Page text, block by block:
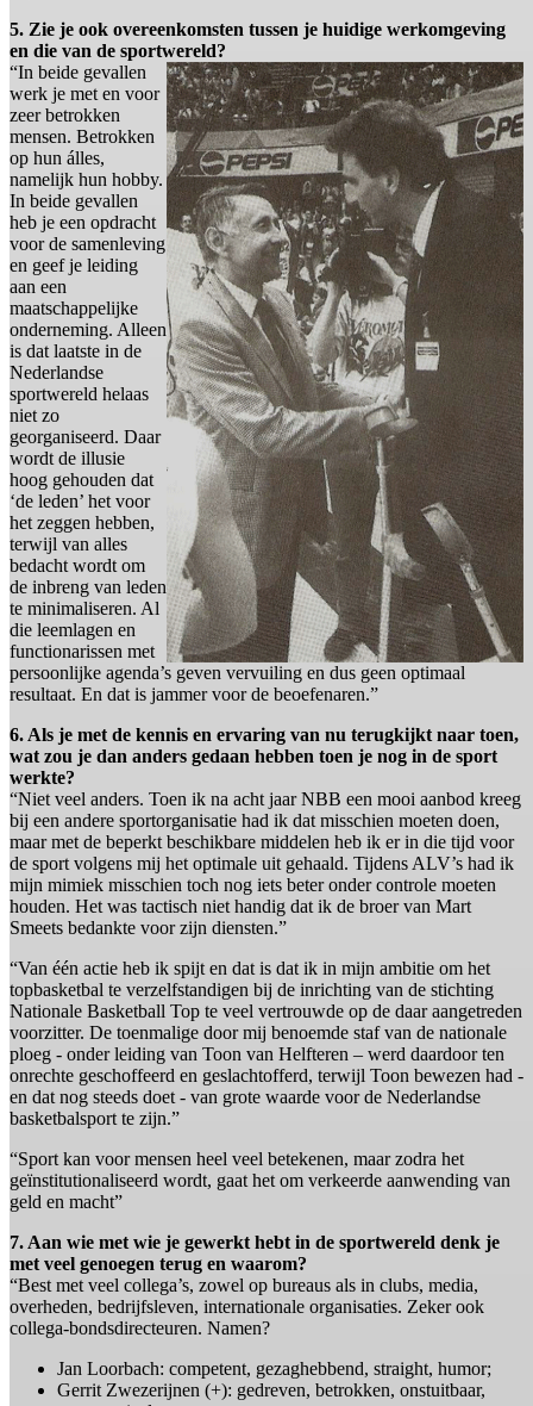
5. Zie je ook overeenkomsten tussen je huidige werkomgeving
en die van de sportwereld?
“In beide gevallen
werk je met en voor
zeer betrokken
mensen. Betrokken
op hun álles,
namelijk hun hobby.
In beide gevallen
heb je een opdracht
voor de samenleving
en geef je leiding
aan een
maatschappelijke
onderneming. Alleen
is dat laatste in de
Nederlandse
sportwereld helaas
niet zo
georganiseerd. Daar
wordt de illusie
hoog gehouden dat
‘de leden’ het voor
het zeggen hebben,
terwijl van alles
bedacht wordt om
de inbreng van leden
te minimaliseren. Al
die leemlagen en
functionarissen met
persoonlijke agenda’s geven vervuiling en dus geen optimaal
resultaat. En dat is jammer voor de beoefenaren.”
6. Als je met de kennis en ervaring van nu terugkijkt naar toen,
wat zou je dan anders gedaan hebben toen je nog in de sport
werkte?
“Niet veel anders. Toen ik na acht jaar NBB een mooi aanbod kreeg
bij een andere sportorganisatie had ik dat misschien moeten doen,
maar met de beperkt beschikbare middelen heb ik er in die tijd voor
de sport volgens mij het optimale uit gehaald. Tijdens ALV’s had ik
mijn mimiek misschien toch nog iets beter onder controle moeten
houden. Het was tactisch niet handig dat ik de broer van Mart
Smeets bedankte voor zijn diensten.”
“Van één actie heb ik spijt en dat is dat ik in mijn ambitie om het
topbasketbal te verzelfstandigen bij de inrichting van de stichting
Nationale Basketball Top te veel vertrouwde op de daar aangetreden
voorzitter. De toenmalige door mij benoemde staf van de nationale
ploeg - onder leiding van Toon van Helfteren – werd daardoor ten
onrechte geschoffeerd en geslachtofferd, terwijl Toon bewezen had -
en dat nog steeds doet - van grote waarde voor de Nederlandse
basketbalsport te zijn.”
“Sport kan voor mensen heel veel betekenen, maar zodra het
geïnstitutionaliseerd wordt, gaat het om verkeerde aanwending van
geld en macht”
7. Aan wie met wie je gewerkt hebt in de sportwereld denk je
met veel genoegen terug en waarom?
“Best met veel collega’s, zowel op bureaus als in clubs, media,
overheden, bedrijfsleven, internationale organisaties. Zeker ook
collega-bondsdirecteuren. Namen?
Jan Loorbach: competent, gezaghebbend, straight, humor;
Gerrit Zwezerijnen (+): gedreven, betrokken, onstuitbaar,